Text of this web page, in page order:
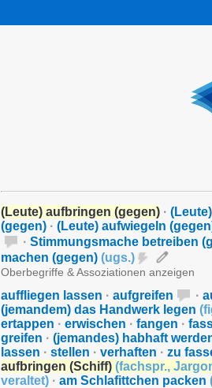
(Leute) aufbringen (gegen) ·
(gegen) · (Leute) aufwiegeln
· Stimmungsmache betreiben
machen (gegen) (ugs.)
Oberbegriffe & Assoziationen anzeigen
auffliegen lassen · aufgreifen ·
(jemandem) das Handwerk legen (
ertappen · erwischen · fangen ·
greifen · (jemandes) habhaft
lassen · stellen · verhaften · zu
aufbringen (Schiff) (fachspr.,
veraltet) · am Schlafittchen packen